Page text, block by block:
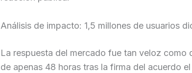
Análisis de impacto: 1,5 millones de usuarios
La respuesta del mercado fue tan veloz como
de apenas 48 horas tras la firma del acuerdo